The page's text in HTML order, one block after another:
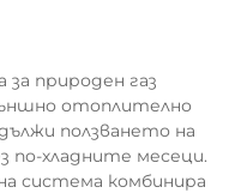
природен газ
отоплително
ползването на
хладните месеци.
система комбинира